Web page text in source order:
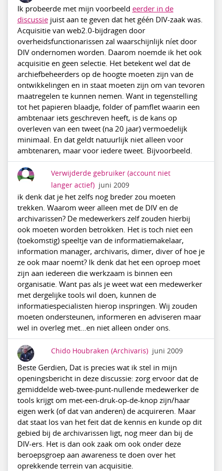
Ik probeerde met mijn voorbeeld eerder in de
discussiejuist aan te geven dat het géén DIV-zaak was.
Acquisitie van web2.0-bijdragen door
overheidsfunctionarissen zal waarschijnlijk níet door
DIV ondernomen worden. Daarom noemde ik het ook
acquisitie en geen selectie. Het betekent wel dat de
archiefbeheerders op de hoogte moeten zijn van de
ontwikkelingen en in staat moeten zijn om van tevoren
maatregelen te kunnen nemen. Want in tegenstelling
tot het papieren blaadje, folder of pamflet waarin een
ambtenaar iets geschreven heeft, is de kans op
overleven van een tweet (na 20 jaar) vermoedelijk
minimaal. En dat geldt natuurlijk niet alleen voor
ambtenaren, maar voor iedere tweet. Bijvoorbeeld.
Verwijderde gebruiker (account niet
langer actief) juni 2009
ik denk dat je het zelfs nog breder zou moeten
trekken. Waarom weer alleen met de DIV en de
archivarissen? De medewerkers zelf zouden hierbij
ook moeten worden betrokken. Het is toch niet een
(toekomstig) speeltje van de informatiemakelaar,
information manager, archivaris, dimer, diver of hoe je
ze ook maar noemt? Ik denk dat het een oproep moet
zijn aan iedereen die werkzaam is binnen een
organisatie. Want pas als je weet wat een medewerker
met dergelijke tools wil doen, kunnen de
informatiespecialisten hierop inspringen. Wij zouden
moeten ondersteunen, informeren en adviseren maar
wel in overleg met...en niet alleen onder ons.
Chido Houbraken (Archivaris) juni 2009
Beste Gerdien, Dat is precies wat ik stel in mijn
openingsbericht in deze discussie: zorg ervoor dat de
gemiddelde web-twee-punt-nullende medewerker de
tools krijgt om met-een-druk-op-de-knop zijn/haar
eigen werk (of dat van anderen) de acquireren. Maar
dat staat los van het feit dat de kennis en kunde op dit
gebied bij de archivarissen ligt, nog meer dan bij de
DIV-ers. Het is dan ook zaak om ook onder deze
beroepsgroep aan awareness te doen over het
oprekkende terrein van acquisitie.